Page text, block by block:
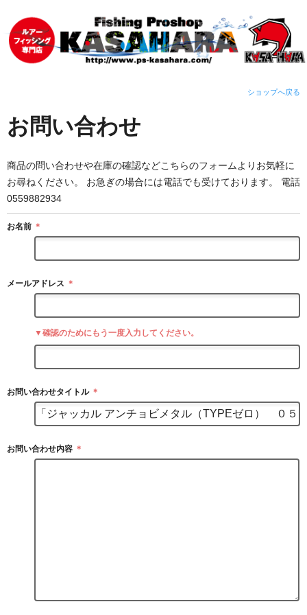
ショップへ戻る
お問い合わせ
商品の問い合わせや在庫の確認などこちらのフォームよりお気軽に
お尋ねください。 お急ぎの場合には電話でも受けております。 電話
0559882934
お名前 ＊
メールアドレス ＊
▼確認のためにもう一度入力してください。
お問い合わせタイトル ＊
お問い合わせ内容 ＊